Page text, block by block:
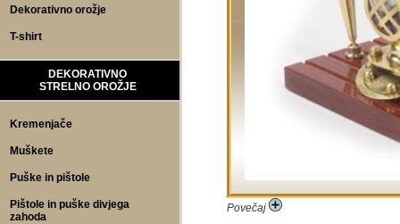
Povečaj
Dekorativno orožje
T-shirt
DEKORATIVNO
STRELNO OROŽJE
Kremenjače
Muškete
Puške in pištole
Pištole in puške divjega
zahoda